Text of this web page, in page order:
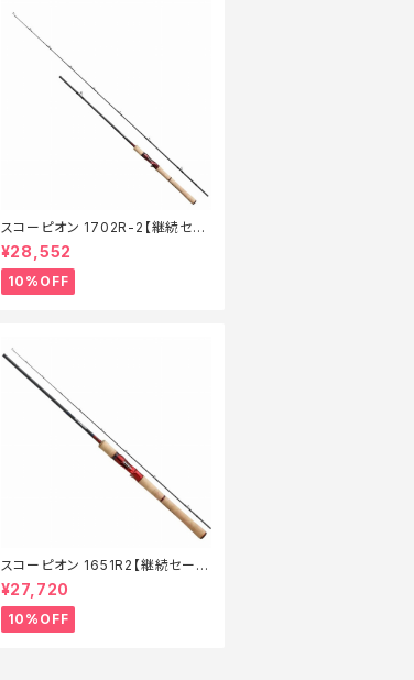
スコーピオン 1702R-2【継続セー
ル_ロッド】【10】
¥28,552
10%OFF
スコーピオン 1651R2【継続セール
_ロッド】【10】
¥27,720
10%OFF